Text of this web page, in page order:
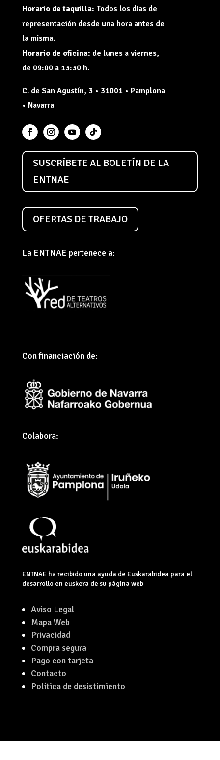
Horario de taquilla: Todos los días de
representación desde una hora antes de
la misma.
Horario de oficina: de lunes a viernes,
de 09:00 a 13:30 h.
C. de San Agustín, 3 • 31001 • Pamplona
• Navarra
SUSCRÍBETE AL BOLETÍN DE LA
ENTNAE
OFERTAS DE TRABAJO
La ENTNAE pertenece a:
Con financiación de:
Colabora:
ENTNAE ha recibido una ayuda de Euskarabidea para el
desarrollo en euskera de su página web
Aviso Legal
Mapa Web
Privacidad
Compra segura
Pago con tarjeta
Contacto
Política de desistimiento